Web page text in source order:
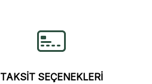
TAKSİT SEÇENEKLERİ